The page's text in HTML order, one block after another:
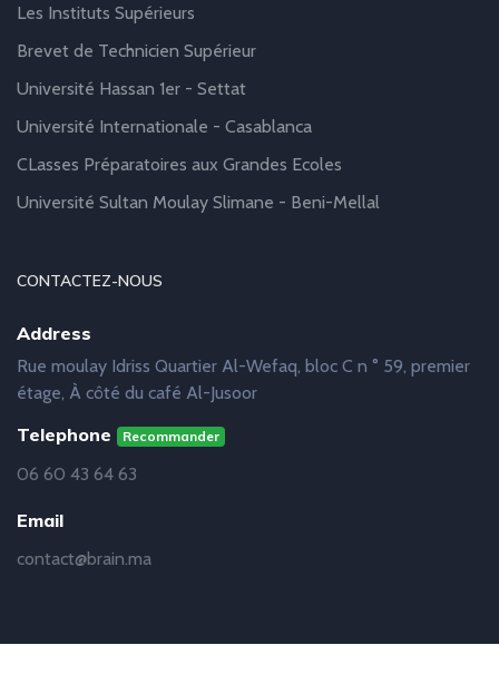
Les Instituts Supérieurs
Brevet de Technicien Supérieur
Université Hassan 1er - Settat
Université Internationale - Casablanca
CLasses Préparatoires aux Grandes Ecoles
Université Sultan Moulay Slimane - Beni-Mellal
CONTACTEZ-NOUS
Address
Rue moulay Idriss Quartier Al-Wefaq, bloc C n ° 59, premier
étage, À côté du café Al-Jusoor
Telephone Recommander
06 60 43 64 63
Email
contact@brain.ma